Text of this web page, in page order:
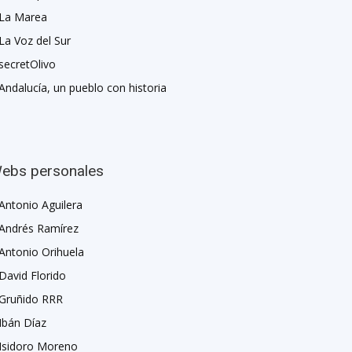
Marea
Voz del Sur
un pueblo con historia
personales
Aguilera
Ramírez
Orihuela
Florido
RRR
Díaz
Moreno